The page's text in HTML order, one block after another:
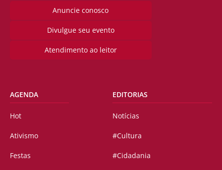
Anuncie conosco
Divulgue seu evento
Atendimento ao leitor
AGENDA
Hot
Ativismo
Festas
EDITORIAS
Notícias
#Cultura
#Cidadania